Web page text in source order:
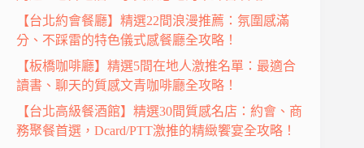
【台北約會餐廳】精選22間浪漫推薦：氛圍感滿
分、不踩雷的特色儀式感餐廳全攻略！
【板橋咖啡廳】精選5間在地人激推名單：最適合
讀書、聊天的質感文青咖啡廳全攻略！
【台北高級餐酒館】精選30間質感名店：約會、商
務聚餐首選，Dcard/PTT激推的精緻饗宴全攻略！